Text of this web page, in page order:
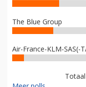
The Blue Group
Air-France-KLM-SAS(-